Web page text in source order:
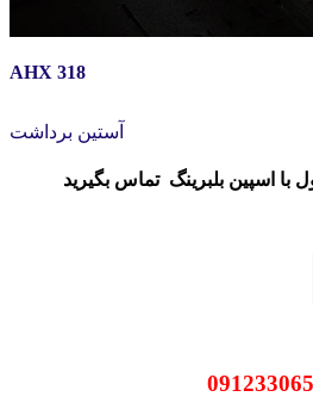
AHX 318
آستین برداشت
با اسپین بلبرینگ تماس بگیرید